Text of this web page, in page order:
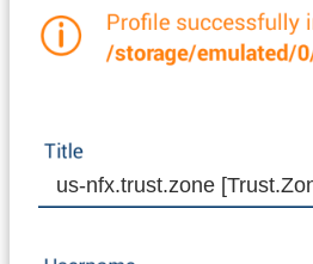
us-nfx.trust.zone